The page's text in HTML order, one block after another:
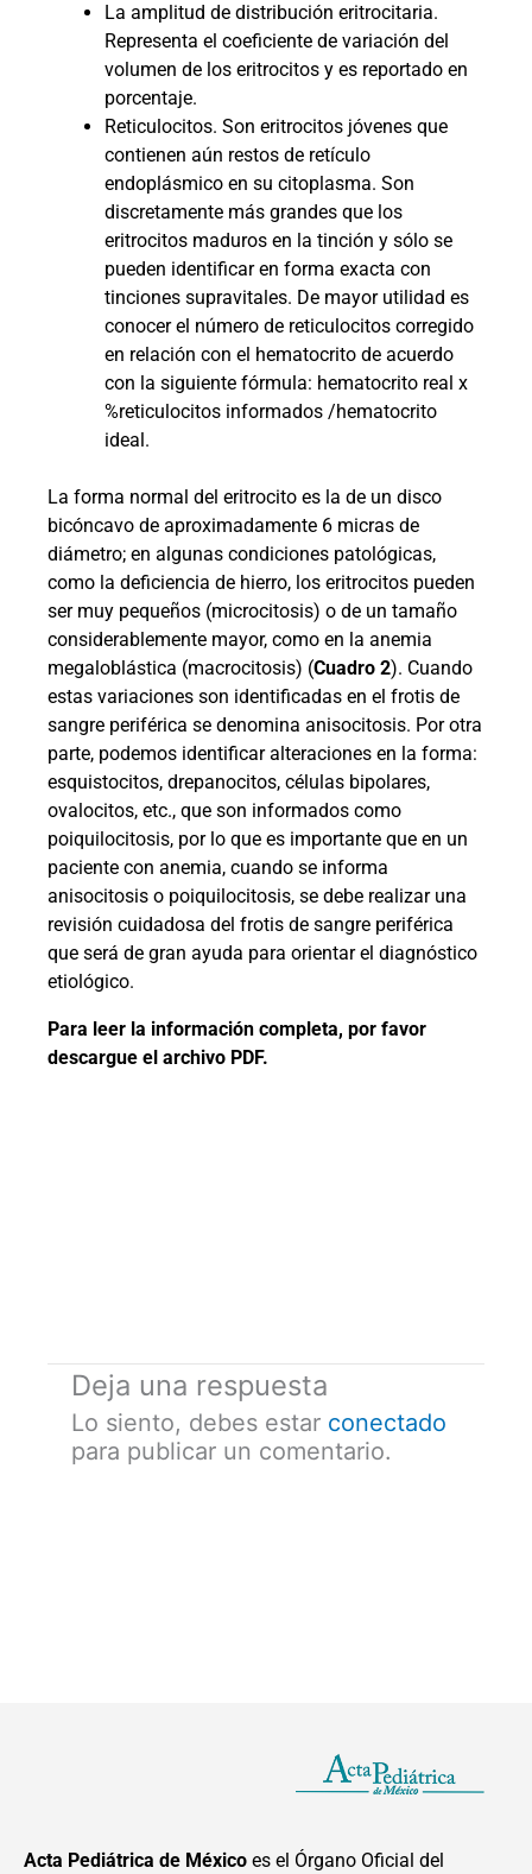
La amplitud de distribución eritrocitaria.
Representa el coeficiente de variación del
volumen de los eritrocitos y es reportado en
porcentaje.
Reticulocitos. Son eritrocitos jóvenes que
contienen aún restos de retículo
endoplásmico en su citoplasma. Son
discretamente más grandes que los
eritrocitos maduros en la tinción y sólo se
pueden identificar en forma exacta con
tinciones supravitales. De mayor utilidad es
conocer el número de reticulocitos corregido
en relación con el hematocrito de acuerdo
con la siguiente fórmula: hematocrito real x
%reticulocitos informados /hematocrito
ideal.
La forma normal del eritrocito es la de un disco
bicóncavo de aproximadamente 6 micras de
diámetro; en algunas condiciones patológicas,
como la deficiencia de hierro, los eritrocitos pueden
ser muy pequeños (microcitosis) o de un tamaño
considerablemente mayor, como en la anemia
megaloblástica (macrocitosis) (Cuadro 2). Cuando
estas variaciones son identificadas en el frotis de
sangre periférica se denomina anisocitosis. Por otra
parte, podemos identificar alteraciones en la forma:
esquistocitos, drepanocitos, células bipolares,
ovalocitos, etc., que son informados como
poiquilocitosis, por lo que es importante que en un
paciente con anemia, cuando se informa
anisocitosis o poiquilocitosis, se debe realizar una
revisión cuidadosa del frotis de sangre periférica
que será de gran ayuda para orientar el diagnóstico
etiológico.
Para leer la información completa, por favor
descargue el archivo PDF.
Deja una respuesta
Lo siento, debes estar conectado
para publicar un comentario.
Acta Pediátrica de México es el Órgano Oficial del